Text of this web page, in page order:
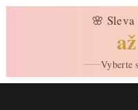
🌸
Vyberte